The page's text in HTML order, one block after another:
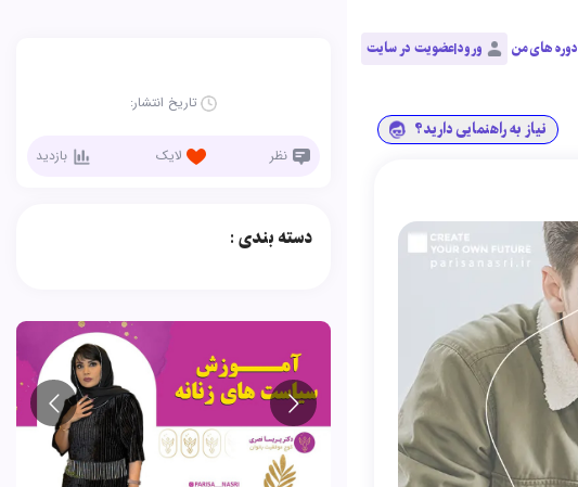
دوره های من ورود|عضویت در سایت
نیاز به راهنمایی دارید؟
تاریخ انتشار:
نظر لایک بازدید
دسته بندی :